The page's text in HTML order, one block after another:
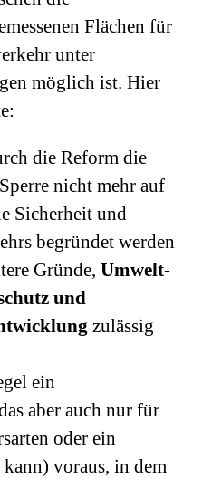
Flächen für
unter
möglich ist. Hier
die Reform die
nicht mehr auf
Sicherheit und
begründet werden
Gründe, Umwelt-
und
zulässig
ein
aber auch nur für
oder ein
voraus, in dem